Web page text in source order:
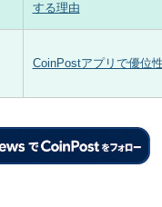
する理由
CoinPostアプリで優位